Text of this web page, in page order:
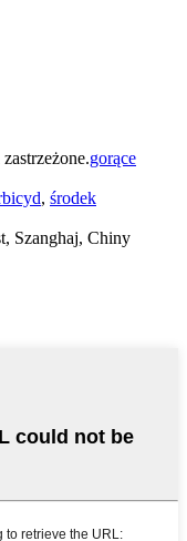
gorące
, środek
Szanghaj, Chiny